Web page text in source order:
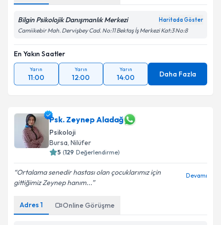
Bilgin Psikolojik Danışmanlık Merkezi Haritada Göster
Camiikebir Mah. Dervişbey Cad. No:11 Bektaş İş Merkezi Kat:3 No:8
En Yakın Saatler
Yarın
11:00
Yarın
12:00
Yarın
14:00 Daha Fazla
Psk. Zeynep Aladağ
Psikoloji
Bursa, Nilüfer
5 (129 Değerlendirme)
Ortalama senedir hastası olan çocuklarımız için
gittiğimiz Zeynep hanım...
Devamı
Adres 1 Online Görüşme